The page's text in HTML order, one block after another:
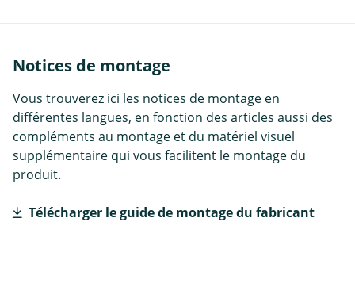
Notices de montage
Vous trouverez ici les notices de montage en
différentes langues, en fonction des articles aussi des
compléments au montage et du matériel visuel
supplémentaire qui vous facilitent le montage du
produit.
Télécharger le guide de montage du fabricant